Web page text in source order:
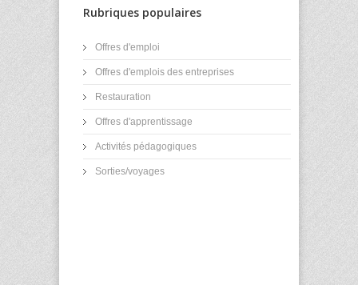
Rubriques populaires
Offres d'emploi
Offres d'emplois des entreprises
Restauration
Offres d'apprentissage
Activités pédagogiques
Sorties/voyages